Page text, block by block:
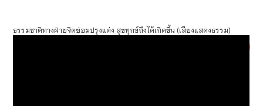
ธรรมชาติทางฝ่ายจิตย่อมปรุงแต่ง สุขทุกข์ถึงได้เกิดขึ้น (เสียงแสดงธรรม)